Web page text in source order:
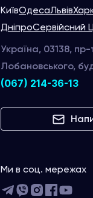
КиївОдесаЛьвів
ДніпроСервійсний
Україна, 03138,
Лобановського,
(067) 214-36-13
Ми в соц. мережах